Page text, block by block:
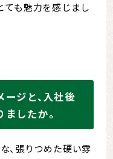
ても魅力を感じまし
ジと、入社後
したか。
、張りつめた硬い雰